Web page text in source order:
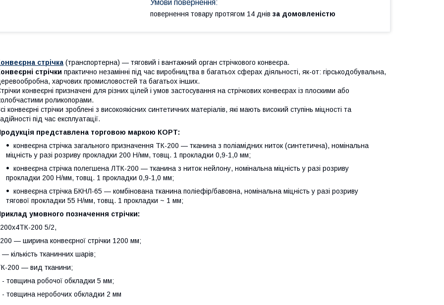
повернення товару протягом 14 днів за домовленістю
стрічка (транспортерна) — тяговий і вантажний орган стрічкового конвеєра.
стрічки практично незамінні під час виробництва в багатьох сферах діяльності, як-от: гірськодобувальна,
харчових промисловостей та багатьох інших.
конвеєрні призначені для різних цілей і умов застосування на стрічкових конвеєрах із плоскими або
роликопорами.
конвеєрні стрічки зроблені з високоякісних синтетичних матеріалів, які мають високий ступінь міцності та
під час експлуатації.
представлена торговою маркою КОРТ:
конвеєрна стрічка загального призначення ТК-200 — тканина з поліамідних ниток (синтетична), номінальна
міцність у разі розриву прокладки 200 Н/мм, товщ. 1 прокладки 0,9-1,0 мм;
конвеєрна стрічка полегшена ЛТК-200 — тканина з ниток нейлону, номінальна міцність у разі розриву
прокладки 200 Н/мм, товщ. 1 прокладки 0,9-1,0 мм;
конвеєрна стрічка БКНЛ-65 — комбінована тканина поліефір/бавовна, номінальна міцність у разі розриву
тягової прокладки 55 Н/мм, товщ. 1 прокладки ~ 1 мм;
умовного позначення стрічки:
200 5/2,
— ширина конвеєрної стрічки 1200 мм;
— кількість тканинних шарів;
200 — вид тканини;
- товщина робочої обкладки 5 мм;
- товщина неробочих обкладки 2 мм